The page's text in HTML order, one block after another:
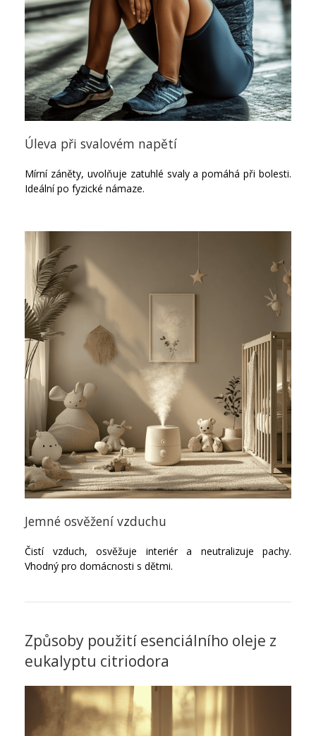
Úleva při svalovém napětí
Mírní záněty, uvolňuje zatuhlé svaly a pomáhá při bolesti.
Ideální po fyzické námaze.
Jemné osvěžení vzduchu
Čistí vzduch, osvěžuje interiér a neutralizuje pachy.
Vhodný pro domácnosti s dětmi.
Způsoby použití esenciálního oleje z
eukalyptu citriodora